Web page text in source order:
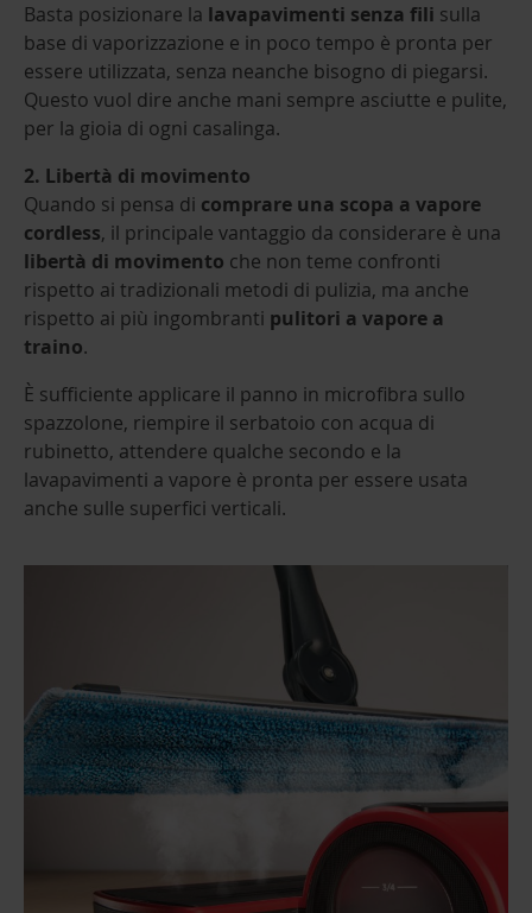
Basta posizionare la lavapavimenti senza fili sulla
base di vaporizzazione e in poco tempo è pronta per
essere utilizzata, senza neanche bisogno di piegarsi.
Questo vuol dire anche mani sempre asciutte e pulite,
per la gioia di ogni casalinga.
2. Libertà di movimento
Quando si pensa di comprare una scopa a vapore
cordless, il principale vantaggio da considerare è una
libertà di movimento che non teme confronti
rispetto ai tradizionali metodi di pulizia, ma anche
rispetto ai più ingombranti pulitori a vapore a
traino.
È sufficiente applicare il panno in microfibra sullo
spazzolone, riempire il serbatoio con acqua di
rubinetto, attendere qualche secondo e la
lavapavimenti a vapore è pronta per essere usata
anche sulle superfici verticali.